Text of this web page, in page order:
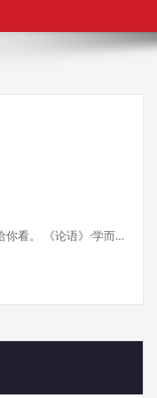
你看。 《论语》·学而…